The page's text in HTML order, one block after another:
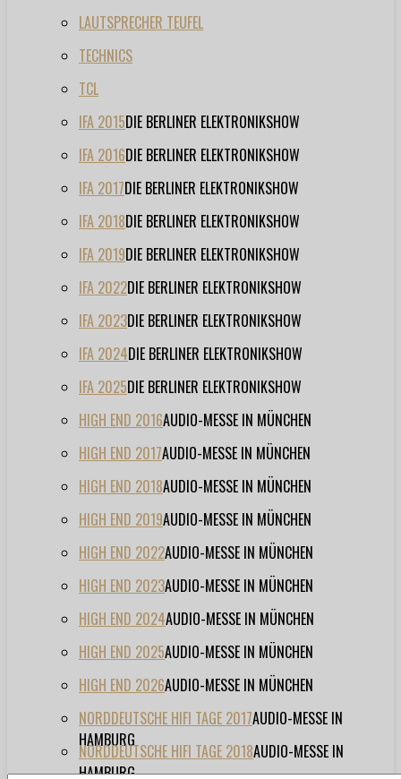
LAUTSPRECHER TEUFEL
TECHNICS
TCL
IFA 2015DIE BERLINER ELEKTRONIKSHOW
IFA 2016DIE BERLINER ELEKTRONIKSHOW
IFA 2017DIE BERLINER ELEKTRONIKSHOW
IFA 2018DIE BERLINER ELEKTRONIKSHOW
IFA 2019DIE BERLINER ELEKTRONIKSHOW
IFA 2022DIE BERLINER ELEKTRONIKSHOW
IFA 2023DIE BERLINER ELEKTRONIKSHOW
IFA 2024DIE BERLINER ELEKTRONIKSHOW
IFA 2025DIE BERLINER ELEKTRONIKSHOW
HIGH END 2016AUDIO-MESSE IN MÜNCHEN
HIGH END 2017AUDIO-MESSE IN MÜNCHEN
HIGH END 2018AUDIO-MESSE IN MÜNCHEN
HIGH END 2019AUDIO-MESSE IN MÜNCHEN
HIGH END 2022AUDIO-MESSE IN MÜNCHEN
HIGH END 2023AUDIO-MESSE IN MÜNCHEN
HIGH END 2024AUDIO-MESSE IN MÜNCHEN
HIGH END 2025AUDIO-MESSE IN MÜNCHEN
HIGH END 2026AUDIO-MESSE IN MÜNCHEN
NORDDEUTSCHE HIFI TAGE 2017AUDIO-MESSE IN
HAMBURG
NORDDEUTSCHE HIFI TAGE 2018AUDIO-MESSE IN
HAMBURG